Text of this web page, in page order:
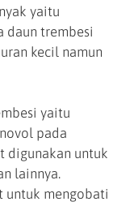
yaitu
daun trembesi
kecil namun
yaitu
pada
digunakan untuk
lainnya.
untuk mengobati